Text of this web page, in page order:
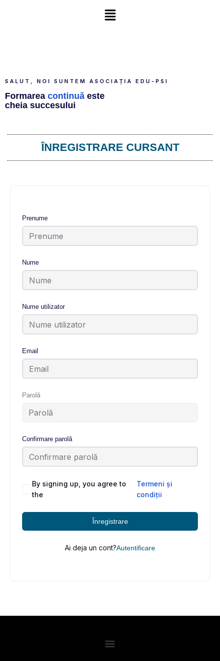
SALUT, NOI SUNTEM ASOCIAȚIA EDU-PSI
Formarea continuă este
cheia succesului
ÎNREGISTRARE CURSANT
Prenume
Nume
Nume utilizator
Email
Parolă
Confirmare parolă
By signing up, you agree to
the
Termeni și
condiții
Înregistrare
Ai deja un cont?Autentificare